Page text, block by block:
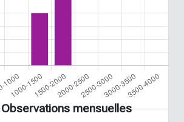
Observations mensuelles